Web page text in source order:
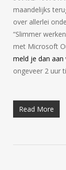
maandelijks
over allerlei
“Slimmer
met Microsoft
meld je dan aan
ongeveer 2 uur
Read More